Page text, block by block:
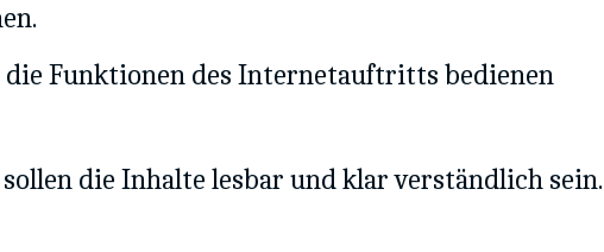
Funktionen des Internetauftritts bedienen
die Inhalte lesbar und klar verständlich sein.